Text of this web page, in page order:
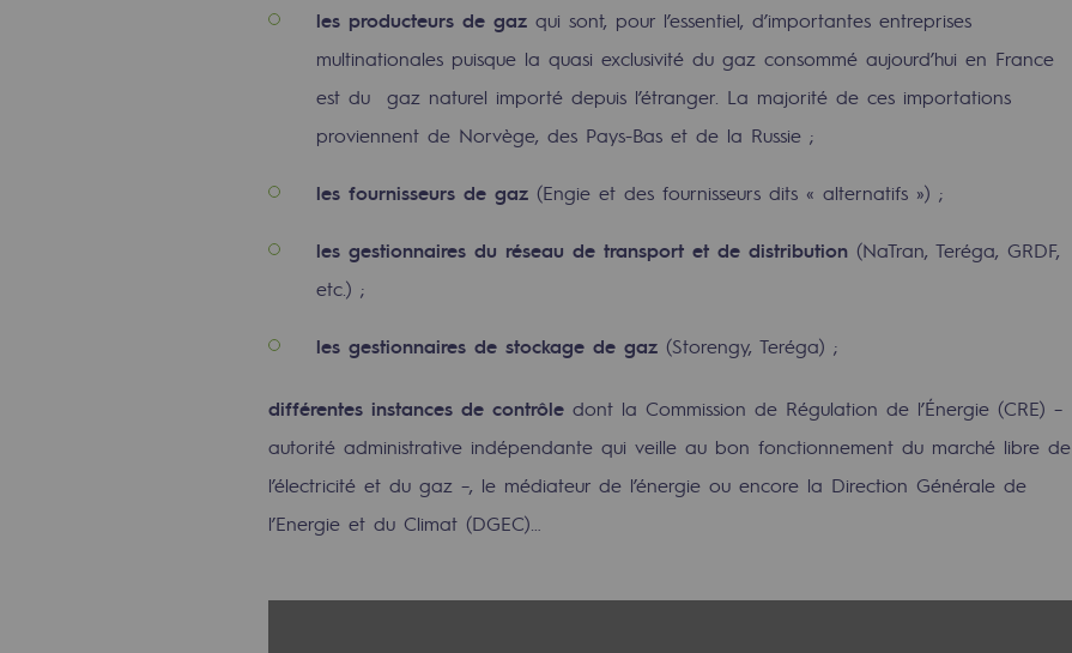
Décarbonation : une priorité
Limitation des émissions atmosphériques
Gestion de l'énergie
Préservation de la biodiversité
Gestion des impacts
Responsabilité sociale et territoriale
Responsabilité sociale et territoriale
Energiz Mouv
Le programme social et territorial de Teréga
les producteurs de gaz qui sont, pour l’essentiel, d’importantes entreprises
multinationales puisque la quasi exclusivité du gaz consommé aujourd’hui en France
est du gaz naturel importé depuis l’étranger. La majorité de ces importations
proviennent de Norvège, des Pays-Bas et de la Russie ;
les fournisseurs de gaz (Engie et des fournisseurs dits « alternatifs ») ;
les gestionnaires du réseau de transport et de distribution (NaTran, Teréga, GRDF,
etc.) ;
les gestionnaires de stockage de gaz (Storengy, Teréga) ;
différentes instances de contrôle dont la Commission de Régulation de l’Énergie (CRE) –
autorité administrative indépendante qui veille au bon fonctionnement du marché libre de
l’électricité et du gaz –, le médiateur de l’énergie ou encore la Direction Générale de
l’Energie et du Climat (DGEC)…